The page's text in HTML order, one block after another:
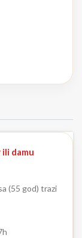
ili damu
(55 god) trazi